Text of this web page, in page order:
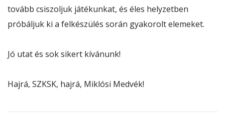
tovább csiszoljuk játékunkat, és éles helyzetben
próbáljuk ki a felkészülés során gyakorolt elemeket.
Jó utat és sok sikert kívánunk!
Hajrá, SZKSK, hajrá, Miklósi Medvék!